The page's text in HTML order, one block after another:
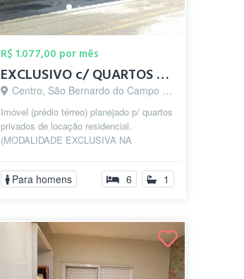
R$ 1.077,00 por mês
EXCLUSIVO c/ QUARTOS PRIVATIVOS p/ HOMEN...
Centro, São Bernardo do Campo - SP
Imóvel (prédio térreo) planejado p/ quartos
privados de locação residencial.
(MODALIDADE EXCLUSIVA NA
quartos com...
Para homens 6 1